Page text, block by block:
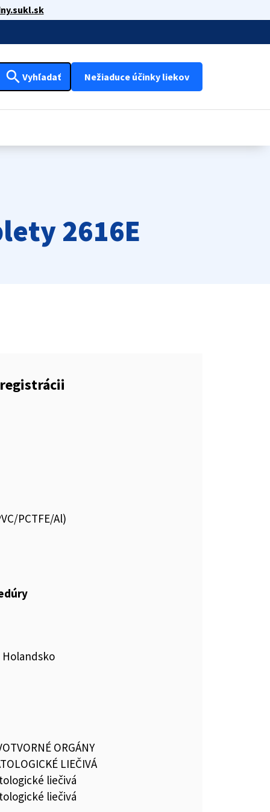
search Vyhľadať Nežiaduce účinky liekov
2616E
PCTFE/Al)
Holandsko
ORGÁNY
LIEČIVÁ
liečivá
liečivá